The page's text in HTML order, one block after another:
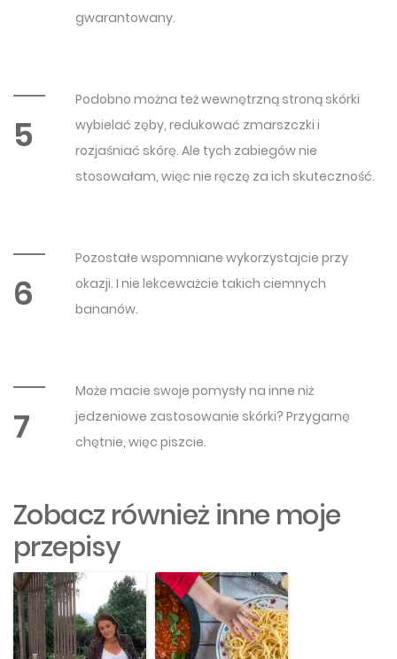
gwarantowany.
5
Podobno można też wewnętrzną stroną skórki
wybielać zęby, redukować zmarszczki i
rozjaśniać skórę. Ale tych zabiegów nie
stosowałam, więc nie ręczę za ich skuteczność.
6
Pozostałe wspomniane wykorzystajcie przy
okazji. I nie lekceważcie takich ciemnych
bananów.
7
Może macie swoje pomysły na inne niż
jedzeniowe zastosowanie skórki? Przygarnę
chętnie, więc piszcie.
Zobacz również inne moje
przepisy